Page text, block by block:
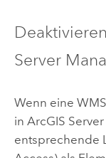
Server
Wenn eine
in ArcGIS
entsprechende